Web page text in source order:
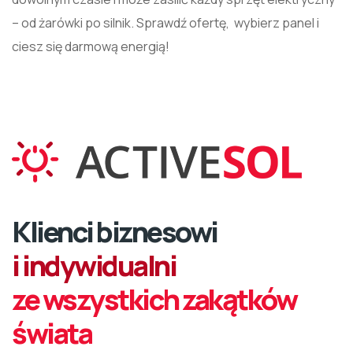
– od żarówki po silnik. Sprawdź ofertę, wybierz panel i
ciesz się darmową energią!
Klienci biznesowi
i indywidualni
ze wszystkich zakątków
świata